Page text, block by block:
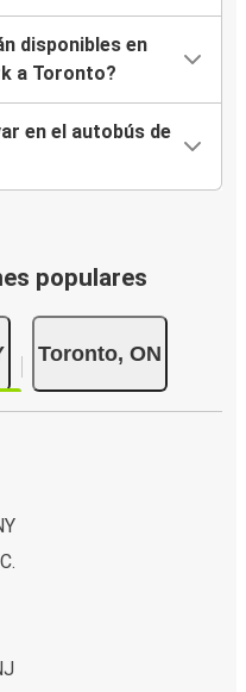
disponibles en
a Toronto?
en el autobús de
populares
Toronto, ON